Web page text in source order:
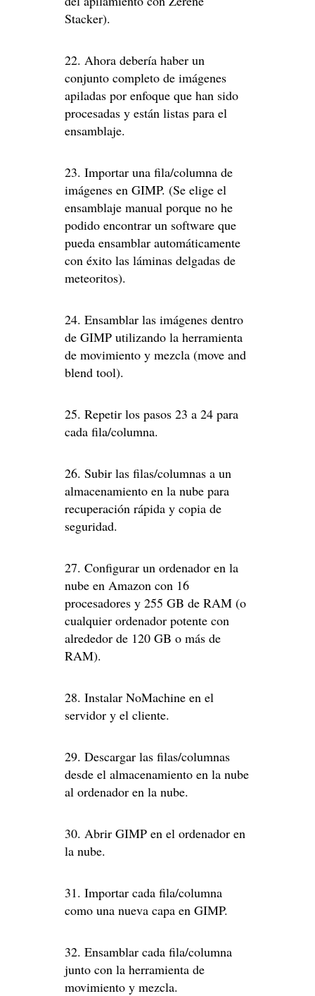
Stacker).
22. Ahora debería haber un
conjunto completo de imágenes
apiladas por enfoque que han sido
procesadas y están listas para el
ensamblaje.
23. Importar una fila/columna de
imágenes en GIMP. (Se elige el
ensamblaje manual porque no he
podido encontrar un software que
pueda ensamblar automáticamente
con éxito las láminas delgadas de
meteoritos).
24. Ensamblar las imágenes dentro
de GIMP utilizando la herramienta
de movimiento y mezcla (move and
blend tool).
25. Repetir los pasos 23 a 24 para
cada fila/columna.
26. Subir las filas/columnas a un
almacenamiento en la nube para
recuperación rápida y copia de
seguridad.
27. Configurar un ordenador en la
nube en Amazon con 16
procesadores y 255 GB de RAM (o
cualquier ordenador potente con
alrededor de 120 GB o más de
RAM).
28. Instalar NoMachine en el
servidor y el cliente.
29. Descargar las filas/columnas
desde el almacenamiento en la nube
al ordenador en la nube.
30. Abrir GIMP en el ordenador en
la nube.
31. Importar cada fila/columna
como una nueva capa en GIMP.
32. Ensamblar cada fila/columna
junto con la herramienta de
movimiento y mezcla.